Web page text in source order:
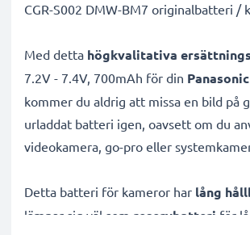
CGR-S002 DMW-BM7 originalbatteri /
Med detta högkvalitativa
7.2V - 7.4V, 700mAh för din
kommer du aldrig att missa en bild på
urladdat batteri igen, oavsett om du
videokamera, go-pro eller
Detta batteri för kameror har lång
lämpar sig väl som reservbatteri för